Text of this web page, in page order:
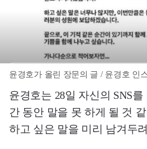
윤경호가 올린 장문의 글 / 윤경호 인
윤경호는 28일 자신의 SNS
간 동안 말을 못 하게 될 것
하고 싶은 말을 미리 남겨두